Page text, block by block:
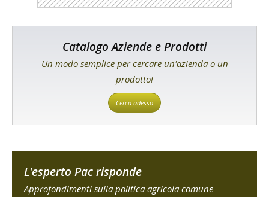
Catalogo Aziende e Prodotti
Un modo semplice per cercare un'azienda o un
prodotto!
Cerca adesso
L'esperto Pac risponde
Approfondimenti sulla politica agricola comune